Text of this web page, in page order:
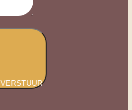
VERSTUUR